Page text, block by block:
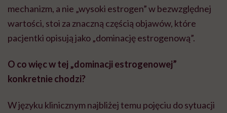
mechanizm, a nie „wysoki estrogen” w bezwzględnej
wartości, stoi za znaczną częścią objawów, które
pacjentki opisują jako „dominację estrogenową”.
O co więc w tej „dominacji estrogenowej”
konkretnie chodzi?
W języku klinicznym najbliżej temu pojęciu do sytuacji